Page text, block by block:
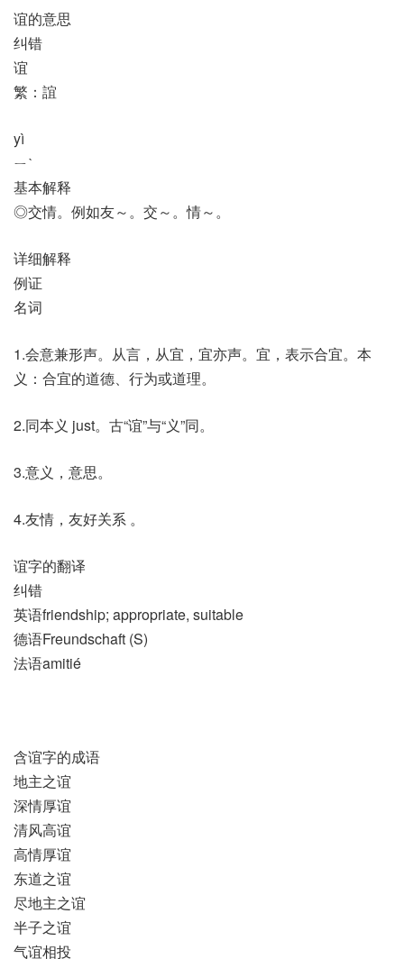
谊的意思
纠错
谊
繁：誼
yì
ㄧˋ
基本解释
◎交情。例如友～。交～。情～。
详细解释
例证
名词
1.会意兼形声。从言，从宜，宜亦声。宜，表示合宜。本
义：合宜的道德、行为或道理。
2.同本义 just。古“谊”与“义”同。
3.意义，意思。
4.友情，友好关系 。
谊字的翻译
纠错
英语friendship; appropriate, suitable
德语Freundschaft (S)
法语amitié
含谊字的成语
地主之谊
深情厚谊
清风高谊
高情厚谊
东道之谊
尽地主之谊
半子之谊
气谊相投